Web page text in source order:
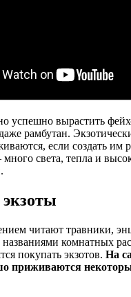
успешно вырастить
рамбутан.
если создать им
света, тепла и
читают травники,
комнатных
покупать экзотов. На
приживаются